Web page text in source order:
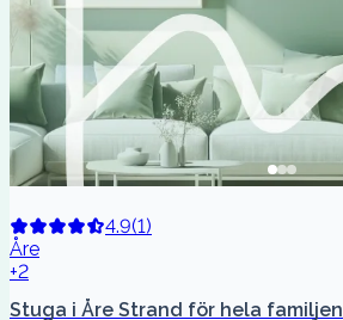
4.9(1)
Åre
+2
Stuga i Åre Strand för hela familjen